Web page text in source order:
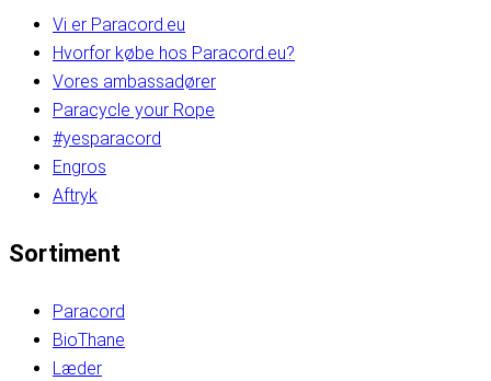
Vi er Paracord.eu
Hvorfor købe hos Paracord.eu?
Vores ambassadører
Paracycle your Rope
#yesparacord
Engros
Aftryk
Sortiment
Paracord
BioThane
Læder